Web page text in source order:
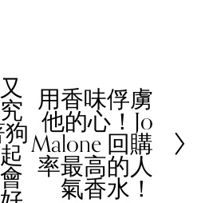
x
用香味俘虜
他的心！Jo
Malone 回購
率最高的人
氣香水！